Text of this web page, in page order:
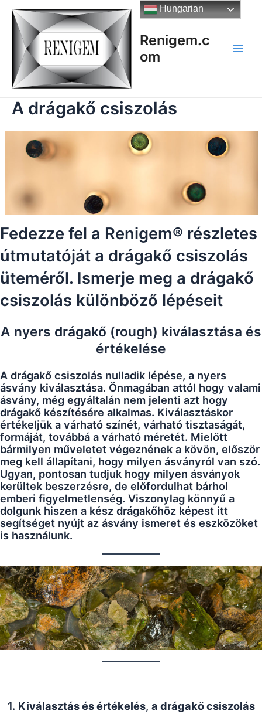
Skip
content
Renigem.c
om
A drágakő csiszolás
Fedezze fel a Renigem® részletes
útmutatóját a drágakő csiszolás
üteméről. Ismerje meg a drágakő
csiszolás különböző lépéseit
A nyers drágakő (rough) kiválasztása és
értékelése
A drágakő csiszolás nulladik lépése, a nyers
ásvány kiválasztása. Önmagában attól hogy valami
ásvány, még egyáltalán nem jelenti azt hogy
drágakő készítésére alkalmas. Kiválasztáskor
értékeljük a várható színét, várható tisztaságát,
formáját, továbbá a várható méretét. Mielőtt
bármilyen műveletet végeznének a kövön, először
meg kell állapítani, hogy milyen ásványról van szó.
Ugyan, pontosan tudjuk hogy milyen ásványok
kerültek beszerzésre, de előfordulhat bárhol
emberi figyelmetlenség. Viszonylag könnyű a
dolgunk hiszen a kész drágakőhöz képest itt
segítséget nyújt az ásvány ismeret és eszközöket
is használunk.
1. Kiválasztás és értékelés, a drágakő csiszolás
Hungarian